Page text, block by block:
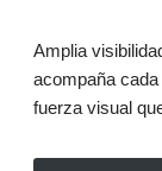
Amplia
acompaña
fuerza visual